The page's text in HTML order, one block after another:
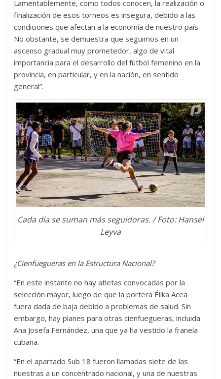
Lamentablemente, como todos conocen, la realización o
finalización de esos torneos es insegura, debido a las
condiciones que afectan a la economía de nuestro país.
No obstante, se demuestra que seguimos en un
ascenso gradual muy prometedor, algo de vital
importancia para el desarrollo del fútbol femenino en la
provincia, en particular, y en la nación, en sentido
general”.
Cada día se suman más seguidoras. / Foto: Hansel
Leyva
¿Cienfuegueras en la Estructura Nacional?
“En este instante no hay atletas convocadas por la
selección mayor, luego de que la portera Élika Acea
fuera dada de baja debido a problemas de salud. Sin
embargo, hay planes para otras cienfuegueras, incluida
Ana Josefa Fernández, una que ya ha vestido la franela
cubana.
“En el apartado Sub 18 fueron llamadas siete de las
nuestras a un concentrado nacional, y una de nuestras